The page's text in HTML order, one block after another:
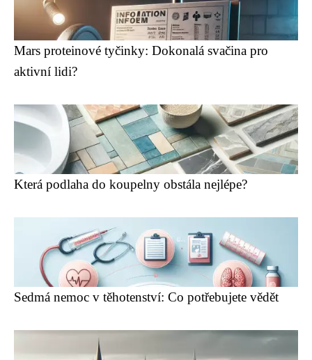
Mars proteinové tyčinky: Dokonalá svačina pro
aktivní lidi?
Která podlaha do koupelny obstála nejlépe?
Sedmá nemoc v těhotenství: Co potřebujete vědět